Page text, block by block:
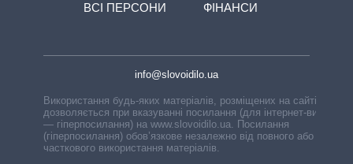
ВСІ ПЕРСОНИ
ФІНАНСИ
info@slovoidilo.ua
Використання будь-яких матеріалів, розміщених на сайті,
дозволяється при вказуванні посилання (для інтернет-видань
— гіперпосилання) на www.slovoidilo.ua. Посилання
(гіперпосилання) обов’язкове незалежно від повного або
часткового використання матеріалів.